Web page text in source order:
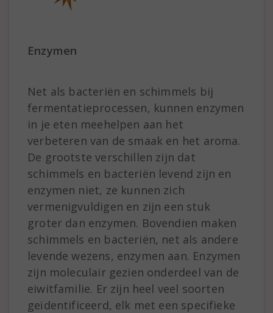
Enzymen
Net als bacteriën en schimmels bij
fermentatieprocessen, kunnen enzymen
in je eten meehelpen aan het
verbeteren van de smaak en het aroma.
De grootste verschillen zijn dat
schimmels en bacteriën levend zijn en
enzymen niet, ze kunnen zich
vermenigvuldigen en zijn een stuk
groter dan enzymen. Bovendien maken
schimmels en bacteriën, net als andere
levende wezens, enzymen aan. Enzymen
zijn moleculair gezien onderdeel van de
eiwitfamilie. Er zijn heel veel soorten
geïdentificeerd, elk met een specifieke